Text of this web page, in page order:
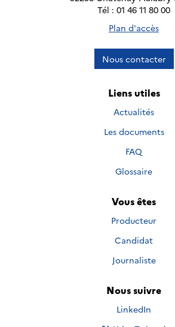
Tél : 01 46 11 80 00
Plan d'accès
Nous contacter
Liens utiles
Actualités
Les documents
FAQ
Glossaire
Vous êtes
Producteur
Candidat
Journaliste
Nous suivre
Nous suivre sur
LinkedIn